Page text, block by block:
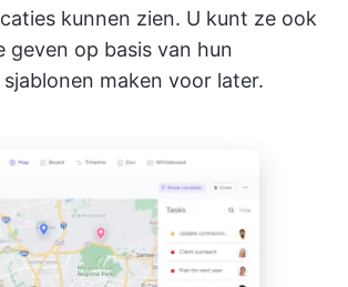
kunnen zien. U kunt ze ook
geven op basis van hun
maken voor later.